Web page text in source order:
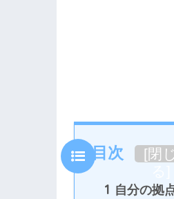
目次 [閉じ
1 自分の拠